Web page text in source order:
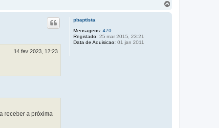
pbaptista
Mensagens: 470
Registado: 25 mar 2015, 23:21
Data de Aquisicao: 01 jan 2011
14 fev 2023, 12:23
receber a próxima